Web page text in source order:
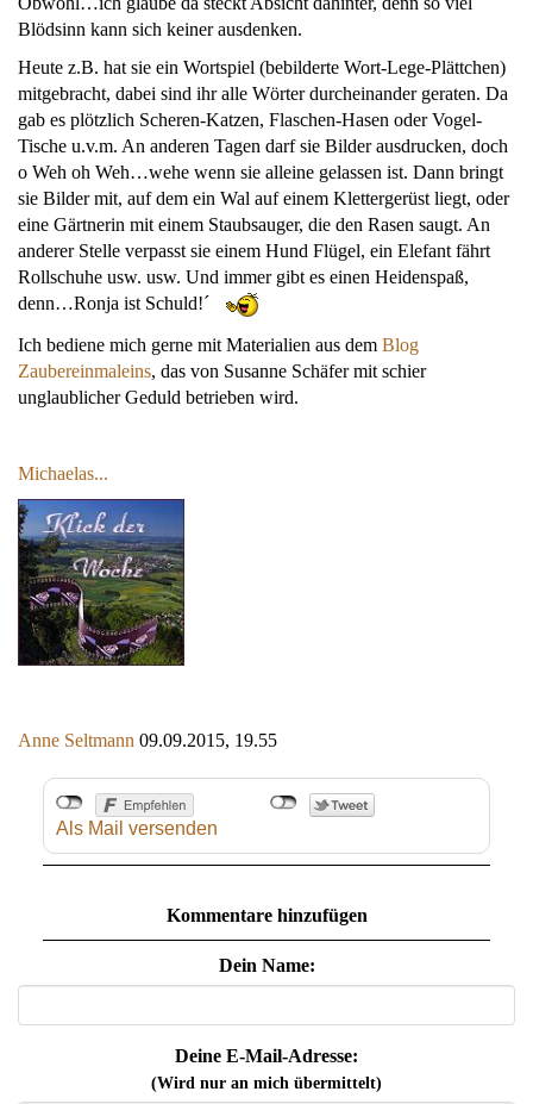
Blödsinn kann sich keiner ausdenken.
Heute z.B. hat sie ein Wortspiel (bebilderte Wort-Lege-Plättchen)
mitgebracht, dabei sind ihr alle Wörter durcheinander geraten. Da
gab es plötzlich Scheren-Katzen, Flaschen-Hasen oder Vogel-
Tische u.v.m. An anderen Tagen darf sie Bilder ausdrucken, doch
o Weh oh Weh…wehe wenn sie alleine gelassen ist. Dann bringt
sie Bilder mit, auf dem ein Wal auf einem Klettergerüst liegt, oder
eine Gärtnerin mit einem Staubsauger, die den Rasen saugt. An
anderer Stelle verpasst sie einem Hund Flügel, ein Elefant fährt
Rollschuhe usw. usw. Und immer gibt es einen Heidenspaß,
denn…Ronja ist Schuld!´
Ich bediene mich gerne mit Materialien aus dem Blog
Zaubereinmaleins, das von Susanne Schäfer mit schier
unglaublicher Geduld betrieben wird.
Michaelas...
Anne Seltmann 09.09.2015, 19.55
Als Mail versenden
Kommentare hinzufügen
Dein Name:
Deine E-Mail-Adresse:
(Wird nur an mich übermittelt)